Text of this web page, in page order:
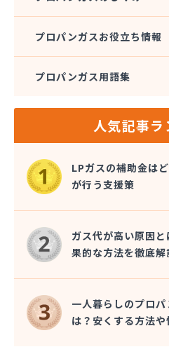
上田広域LPガス協同組合
城南高沢ガス株式会社
信濃ガス協同組合
神津燃料
斉藤商店
千曲通商株式会社
早武商店
大島屋酒店
大澤燃料店
竹内六男
中央石油株式会社本社
中央物産株式会社
中山通商有限会社
中信LPガス事業協同組合
中沢商店
朝日オーム株式会社
プロパンガスお役立ち情報
プロパンガス用語集
人気記事ラ
LPガスの補助金は
が行う支援策
ガス代が高い原因
果的な方法を徹底解
一人暮らしのプロ
は？安くする方法や